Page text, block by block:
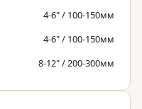
4-6" / 100-150мм
4-6" / 100-150мм
8-12" / 200-300мм